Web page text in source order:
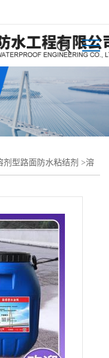
剂型路面防水粘结剂 >溶